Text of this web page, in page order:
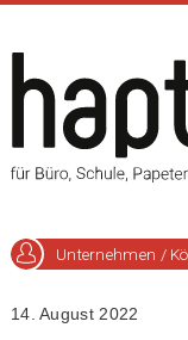
Unternehmen /
14. August 2022